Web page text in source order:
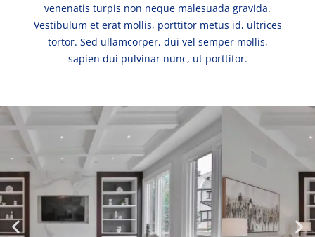
venenatis turpis non neque malesuada gravida.
Vestibulum et erat mollis, porttitor metus id, ultrices
tortor. Sed ullamcorper, dui vel semper mollis,
sapien dui pulvinar nunc, ut porttitor.